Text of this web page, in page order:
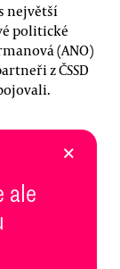
největší
politické
(ANO)
z ČSSD
ale
×